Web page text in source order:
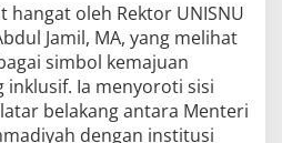
hangat oleh Rektor UNISNU
Jamil, MA, yang melihat
simbol kemajuan
inklusif. Ia menyoroti sisi
belakang antara Menteri
dengan institusi